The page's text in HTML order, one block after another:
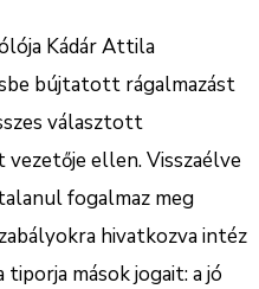
Kádár Attila
bújtatott rágalmazást
választott
ellen. Visszaélve
fogalmaz meg
hivatkozva intéz
mások jogait: a jó